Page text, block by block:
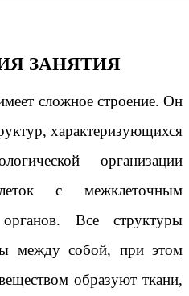
ЗАНЯТИЯ
сложное строение. Он
характеризующихся
организации
с межклеточным
Все структуры
между собой, при этом
образуют ткани,